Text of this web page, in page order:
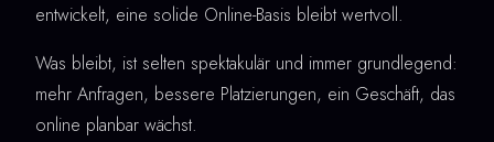
entwickelt, eine solide Online-Basis bleibt wertvoll.
Was bleibt, ist selten spektakulär und immer grundlegend:
mehr Anfragen, bessere Platzierungen, ein Geschäft, das
online planbar wächst.